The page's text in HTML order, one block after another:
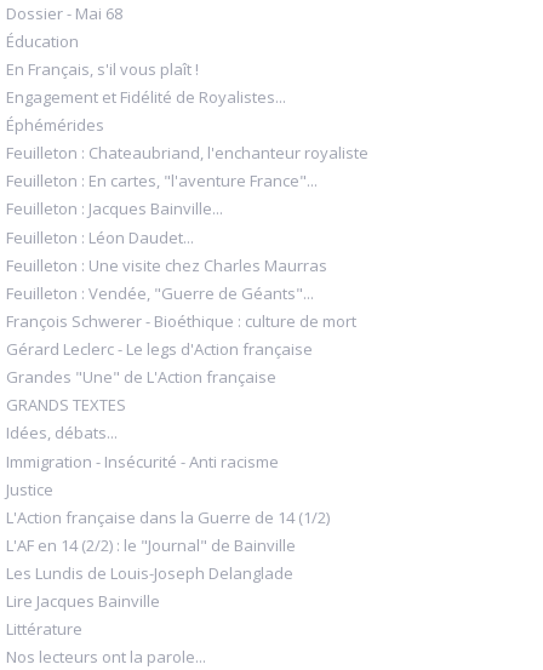
Dossier - Mai 68
Éducation
En Français, s'il vous plaît !
Engagement et Fidélité de Royalistes...
Éphémérides
Feuilleton : Chateaubriand, l'enchanteur royaliste
Feuilleton : En cartes, "l'aventure France"...
Feuilleton : Jacques Bainville...
Feuilleton : Léon Daudet...
Feuilleton : Une visite chez Charles Maurras
Feuilleton : Vendée, "Guerre de Géants"...
François Schwerer - Bioéthique : culture de mort
Gérard Leclerc - Le legs d'Action française
Grandes "Une" de L'Action française
GRANDS TEXTES
Idées, débats...
Immigration - Insécurité - Anti racisme
Justice
L'Action française dans la Guerre de 14 (1/2)
L'AF en 14 (2/2) : le "Journal" de Bainville
Les Lundis de Louis-Joseph Delanglade
Lire Jacques Bainville
Littérature
Nos lecteurs ont la parole...